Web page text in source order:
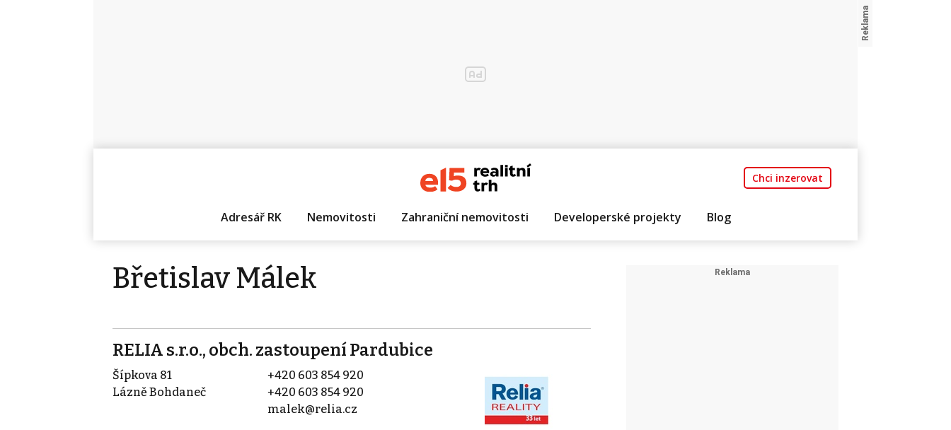
Chci inzerovat
Adresář RK Nemovitosti Zahraniční nemovitosti Developerské projekty Blog
Břetislav Málek
RELIA s.r.o., obch. zastoupení Pardubice
Šípkova 81
Lázně Bohdaneč
+420 603 854 920
+420 603 854 920
malek@relia.cz